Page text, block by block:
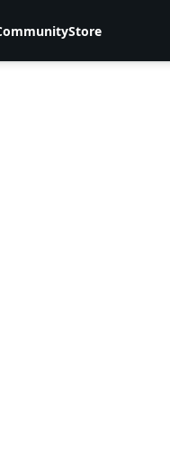
Store